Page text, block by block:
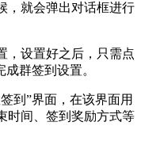
，就会弹出对话框进行
设置好之后，只需点
群签到设置。
”界面，在该界面用
时间、签到奖励方式等